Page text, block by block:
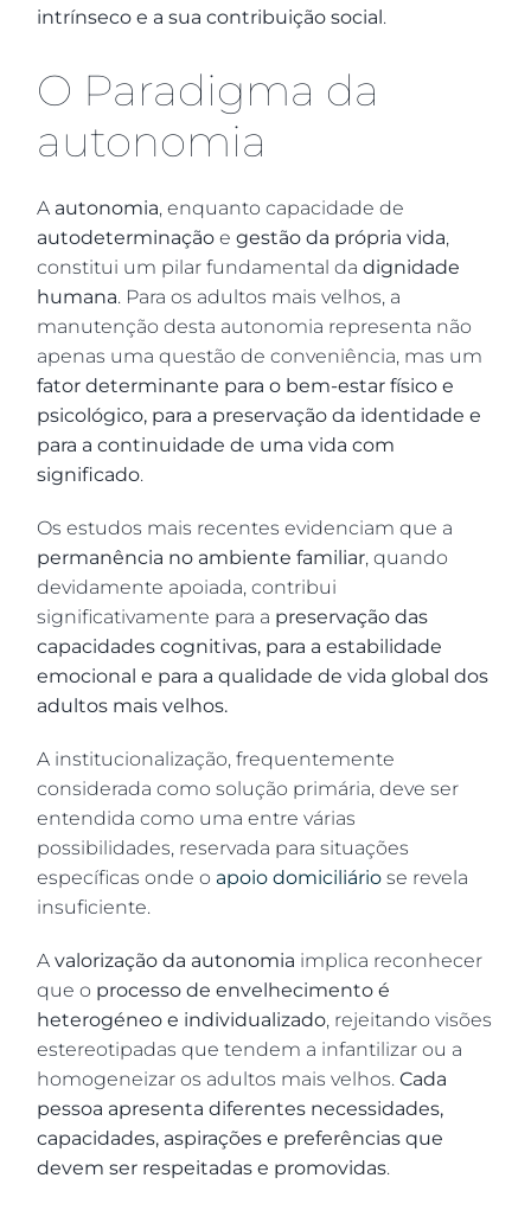
intrínseco e a sua contribuição social.
O Paradigma da
autonomia
A autonomia, enquanto capacidade de
autodeterminação egestão da própria vida,
constitui um pilar fundamental dadignidade
humana. Para os adultos mais velhos, a
manutenção desta autonomia representa não
apenas uma questão de conveniência, mas um
fator determinante para o bem-estar físico e
psicológico, para a preservação da identidade e
para a continuidade de uma vida com
significado.
Os estudos mais recentes evidenciam que a
permanência no ambiente familiar, quando
devidamente apoiada, contribui
significativamente para a preservação das
capacidades cognitivas, para a estabilidade
emocional e para a qualidade de vida global dos
adultos mais velhos.
A institucionalização, frequentemente
considerada como solução primária, deve ser
entendida como uma entre várias
possibilidades, reservada para situações
específicas onde o apoio domiciliário se revela
insuficiente.
Avalorização da autonomia implica reconhecer
que o processo de envelhecimento é
heterogéneo e individualizado, rejeitando visões
estereotipadas que tendem a infantilizar ou a
homogeneizar os adultos mais velhos.Cada
pessoa apresenta diferentes necessidades,
capacidades, aspirações e preferências que
devem ser respeitadas e promovidas.